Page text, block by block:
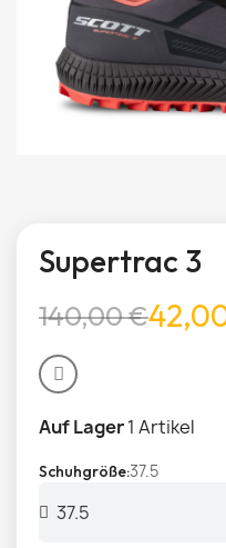
Supertrac 3
140,00 €
Auf Lager1 Artikel
Schuhgröße 37.5